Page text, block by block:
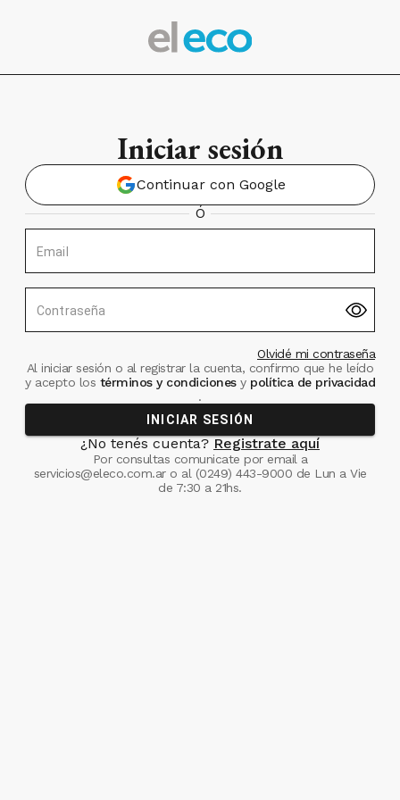
Iniciar sesión
Continuar con Google
Ó
Email
Contraseña
Olvidé mi contraseña
Al iniciar sesión o al registrar la cuenta, confirmo que he leído
y acepto los términos y condiciones ypolítica de privacidad
.
INICIAR SESIÓN
¿No tenés cuenta? Registrate aquí
Por consultas comunicate por email a
servicios@eleco.com.aro al (0249) 443-9000 de Lun a Vie
de 7:30 a 21hs.